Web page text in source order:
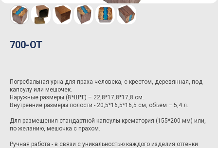
700-ОТ
Погребальная урна для праха человека, с крестом, деревянная, под
капсулу или мешочек.
Наружные размеры (В*Ш*Г) – 22,8*17,8*17,8 см.
Внутренние размеры полости - 20,5*16,5*16,5 см, объем – 5,4 л.
Для размещения стандартной капсулы крематория (155*200 мм) или,
по желанию, мешочка с прахом.
Ручная работа - в связи с уникальностью каждого изделия оттенки